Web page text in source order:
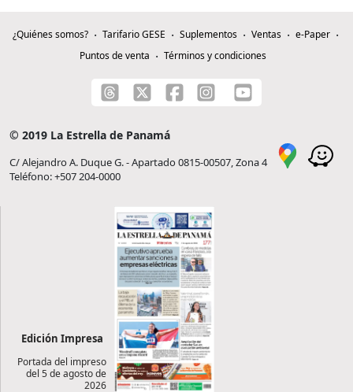
¿Quiénes somos? Tarifario GESE Suplementos Ventas
e-Paper
Puntos de venta
Términos y condiciones
© 2019 La Estrella de Panamá
C/ Alejandro A. Duque G. - Apartado 0815-00507, Zona 4
Teléfono: +507 204-0000
Edición Impresa
Portada del impreso
del 5 de agosto de
2026